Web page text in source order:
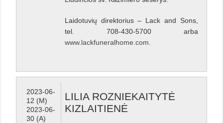
Laidotuvių direktorius – Lack and Sons,
tel. 708-430-5700 arba
www.lackfuneralhome.com
2023-06-
12 (M)
2023-06-
30 (A)
LILIA ROZNIEKAITYTĖ
KIZLAITIENĖ